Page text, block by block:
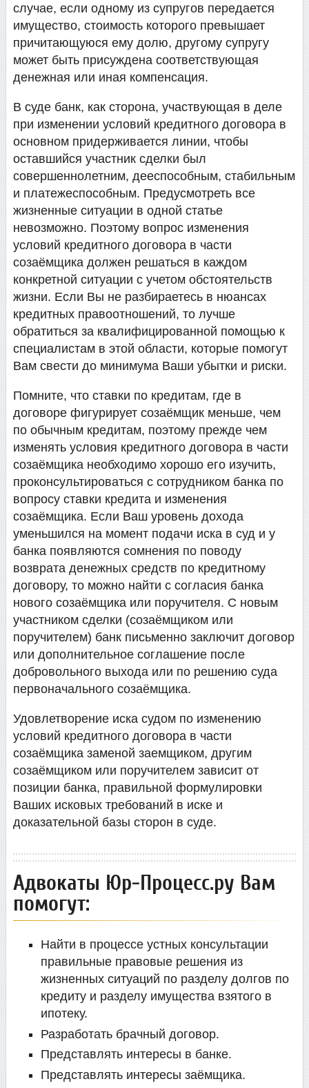
случае, если одному из супругов передается
имущество, стоимость которого превышает
причитающуюся ему долю, другому супругу
может быть присуждена соответствующая
денежная или иная компенсация.
В суде банк, как сторона, участвующая в деле
при изменении условий кредитного договора в
основном придерживается линии, чтобы
оставшийся участник сделки был
совершеннолетним, дееспособным, стабильным
и платежеспособным. Предусмотреть все
жизненные ситуации в одной статье
невозможно. Поэтому вопрос изменения
условий кредитного договора в части
созаёмщика должен решаться в каждом
конкретной ситуации с учетом обстоятельств
жизни. Если Вы не разбираетесь в нюансах
кредитных правоотношений, то лучше
обратиться за квалифицированной помощью к
специалистам в этой области, которые помогут
Вам свести до минимума Ваши убытки и риски.
Помните, что ставки по кредитам, где в
договоре фигурирует созаёмщик меньше, чем
по обычным кредитам, поэтому прежде чем
изменять условия кредитного договора в части
созаёмщика необходимо хорошо его изучить,
проконсультироваться с сотрудником банка по
вопросу ставки кредита и изменения
созаёмщика. Если Ваш уровень дохода
уменьшился на момент подачи иска в суд и у
банка появляются сомнения по поводу
возврата денежных средств по кредитному
договору, то можно найти с согласия банка
нового созаёмщика или поручителя. С новым
участником сделки (созаёмщиком или
поручителем) банк письменно заключит договор
или дополнительное соглашение после
добровольного выхода или по решению суда
первоначального созаёмщика.
Удовлетворение иска судом по изменению
условий кредитного договора в части
созаёмщика заменой заемщиком, другим
созаёмщиком или поручителем зависит от
позиции банка, правильной формулировки
Ваших исковых требований в иске и
доказательной базы сторон в суде.
Адвокаты Юр-Процесс.ру Вам
помогут:
Найти в процессе устных консультации
правильные правовые решения из
жизненных ситуаций по разделу долгов по
кредиту и разделу имущества взятого в
ипотеку.
Разработать брачный договор.
Представлять интересы в банке.
Представлять интересы заёмщика.